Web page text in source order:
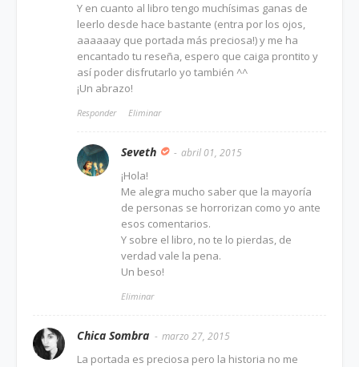
Y en cuanto al libro tengo muchísimas ganas de
leerlo desde hace bastante (entra por los ojos,
aaaaaay que portada más preciosa!) y me ha
encantado tu reseña, espero que caiga prontito y
así poder disfrutarlo yo también ^^
¡Un abrazo!
Responder Eliminar
Seveth abril 01, 2015
¡Hola!
Me alegra mucho saber que la mayoría
de personas se horrorizan como yo ante
esos comentarios.
Y sobre el libro, no te lo pierdas, de
verdad vale la pena.
Un beso!
Eliminar
Chica Sombra marzo 27, 2015
La portada es preciosa pero la historia no me